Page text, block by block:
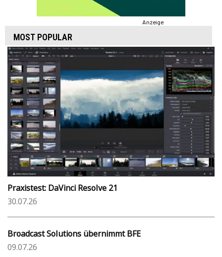
Anzeige
MOST POPULAR
Praxistest: DaVinci Resolve 21
30.07.26
Broadcast Solutions übernimmt BFE
09.07.26